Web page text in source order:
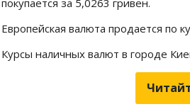
Европейская валюта продается по
Курсы наличных валют в городе